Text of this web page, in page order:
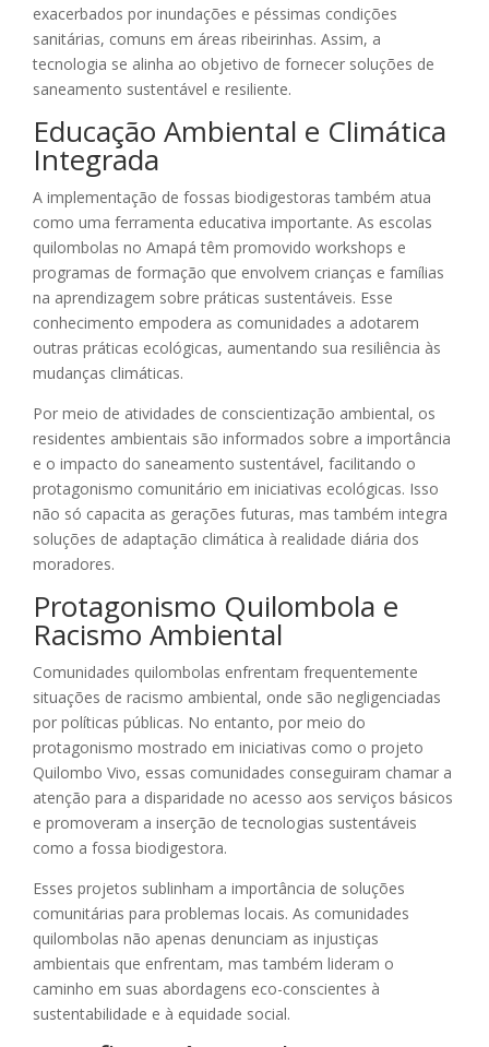
exacerbados por inundações e péssimas condições
sanitárias, comuns em áreas ribeirinhas. Assim, a
tecnologia se alinha ao objetivo de fornecer soluções de
saneamento sustentável e resiliente.
Educação Ambiental e Climática
Integrada
A implementação de fossas biodigestoras também atua
como uma ferramenta educativa importante. As escolas
quilombolas no Amapá têm promovido workshops e
programas de formação que envolvem crianças e famílias
na aprendizagem sobre práticas sustentáveis. Esse
conhecimento empodera as comunidades a adotarem
outras práticas ecológicas, aumentando sua resiliência às
mudanças climáticas.
Por meio de atividades de conscientização ambiental, os
residentes ambientais são informados sobre a importância
e o impacto do saneamento sustentável, facilitando o
protagonismo comunitário em iniciativas ecológicas. Isso
não só capacita as gerações futuras, mas também integra
soluções de adaptação climática à realidade diária dos
moradores.
Protagonismo Quilombola e
Racismo Ambiental
Comunidades quilombolas enfrentam frequentemente
situações de racismo ambiental, onde são negligenciadas
por políticas públicas. No entanto, por meio do
protagonismo mostrado em iniciativas como o projeto
Quilombo Vivo, essas comunidades conseguiram chamar a
atenção para a disparidade no acesso aos serviços básicos
e promoveram a inserção de tecnologias sustentáveis
como a fossa biodigestora.
Esses projetos sublinham a importância de soluções
comunitárias para problemas locais. As comunidades
quilombolas não apenas denunciam as injustiças
ambientais que enfrentam, mas também lideram o
caminho em suas abordagens eco-conscientes à
sustentabilidade e à equidade social.